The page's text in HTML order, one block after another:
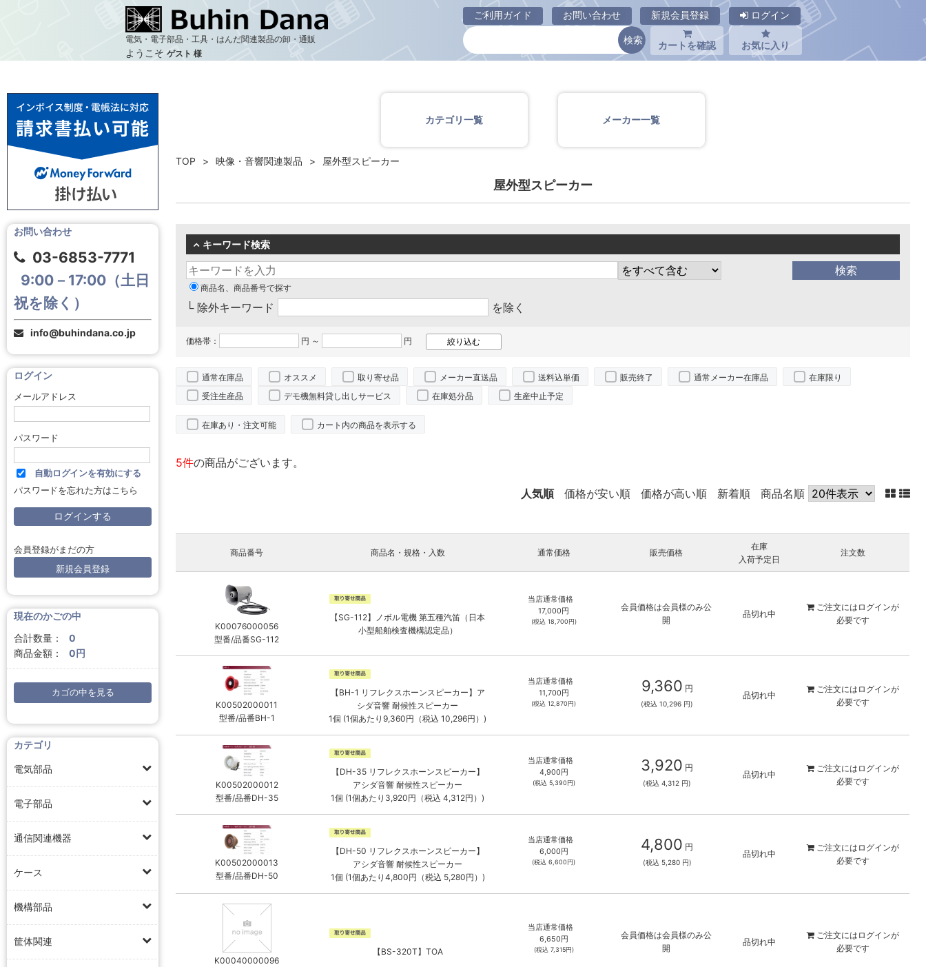
電気・電子部品・工具・はんだ関連製品の卸・通販
ようこそ ゲスト 様
ご利用ガイド お問い合わせ 新規会員登録 ログイン
カートを確認 お気に入り
屋外型スピーカー
お問い合わせ
03-6853-7771
9:00－17:00（土日
祝を除く）
info@buhindana.co.jp
ログイン
メールアドレス
パスワード
自動ログインを有効にする
パスワードを忘れた方はこちら
会員登録がまだの方
新規会員登録
現在のかごの中
合計数量：
0
商品金額：
0円
カゴの中を見る
カテゴリ
電気部品
電子部品
通信関連機器
ケース
機構部品
筐体関連
カテゴリ一覧 メーカー一覧
TOP 映像・音響関連製品 屋外型スピーカー
屋外型スピーカー
キーワード検索
商品名、商品番号で探す
└ 除外キーワード を除く
価格帯： 円 ～ 円
通常在庫品 オススメ 取り寄せ品 メーカー直送品 送料込単価 販売終了 通常メーカー在庫品
在庫限り
受注生産品
デモ機無料貸し出しサービス 在庫処分品 生産中止予定
在庫あり・注文可能 カート内の商品を表示する
5件の商品がございます。
人気順 価格が安い順 価格が高い順 新着順 商品名順
商品番号 商品名・規格・入数 通常価格 販売価格
在庫
入荷予定日
注文数
K00076000056
型番/品番SG-112
【SG-112】ノボル電機 第五種汽笛（日本
小型船舶検査機構認定品）
当店通常価格
17,000円
(税込 18,700円)
会員価格は会員様のみ公
開
品切れ中
ご注文には ログインが
必要です
K00502000011
型番/品番BH-1
【BH-1 リフレクスホーンスピーカー】ア
シダ音響 耐候性スピーカー
1個 (1個あたり9,360円（税込 10,296円）)
当店通常価格
11,700円
(税込12,870円)
9,360 円
(税込 10,296 円)
品切れ中
ご注文には ログインが
必要です
K00502000012
型番/品番DH-35
【DH-35 リフレクスホーンスピーカー】
アシダ音響 耐候性スピーカー
1個 (1個あたり3,920円（税込 4,312円）)
当店通常価格
4,900円
(税込 5,390円)
3,920 円
(税込 4,312 円)
品切れ中
ご注文には ログインが
必要です
K00502000013
型番/品番DH-50
【DH-50 リフレクスホーンスピーカー】
アシダ音響 耐候性スピーカー
1個 (1個あたり4,800円（税込 5,280円）)
当店通常価格
6,000円
(税込6,600円)
4,800 円
(税込 5,280 円)
品切れ中
ご注文には ログインが
必要です
K00040000096
【BS-320T】TOA
当店通常価格
6,650円
(税込 7,315円)
会員価格は会員様のみ公
開
品切れ中
ご注文には ログインが
必要です